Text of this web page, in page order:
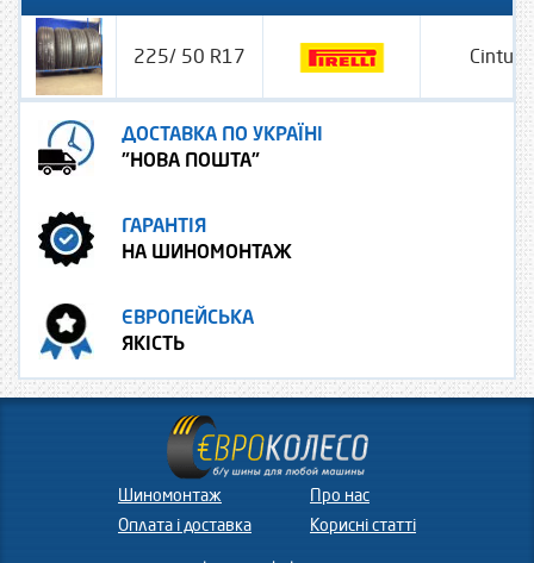
225/ 50 R17
ДОСТАВКА ПО УКРАЇНІ
"НОВА ПОШТА"
ГАРАНТІЯ
НА ШИНОМОНТАЖ
ЄВРОПЕЙСЬКА
ЯКІСТЬ
Шиномонтаж
Оплата і доставка
Про нас
Корисні статті